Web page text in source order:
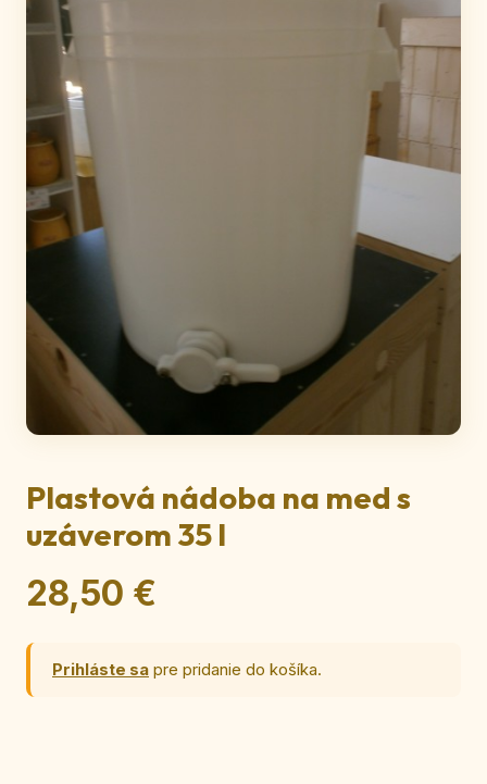
Plastová nádoba na med s
uzáverom 35 l
28,50 €
Prihláste sa pre pridanie do košíka.